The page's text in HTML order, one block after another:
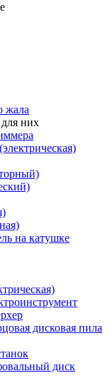
жала
них
на катушке
дисковая пила
диск